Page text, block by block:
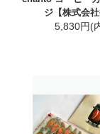
ジ【株式会社
5,830円(